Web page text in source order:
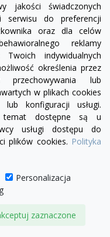
|element prosty
jakości świadczonych
serwisu do preferencji
oraz dla celów
reklamy
indywidualnych
określenia przez
przechowywania lub
w plikach cookies
konfiguracji usługi.
temat dostępne są u
usługi dostępu do
plików cookies. Polityka
Personalizacja
zaznaczone